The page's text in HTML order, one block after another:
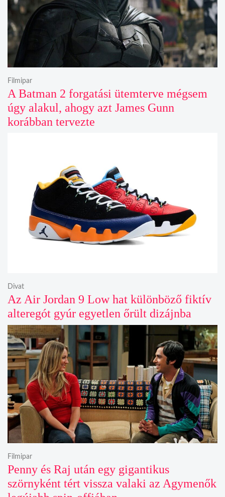
A Batman 2 forgatási ütemterve mégsem
úgy alakul, ahogy azt James Gunn
korábban tervezte
Filmipar
Az Air Jordan 9 Low hat különböző fiktív
alteregót gyúr egyetlen őrült dizájnba
Divat
Penny és Raj után egy gigantikus
szörnyként tért vissza valaki az Agymenők
Filmipar